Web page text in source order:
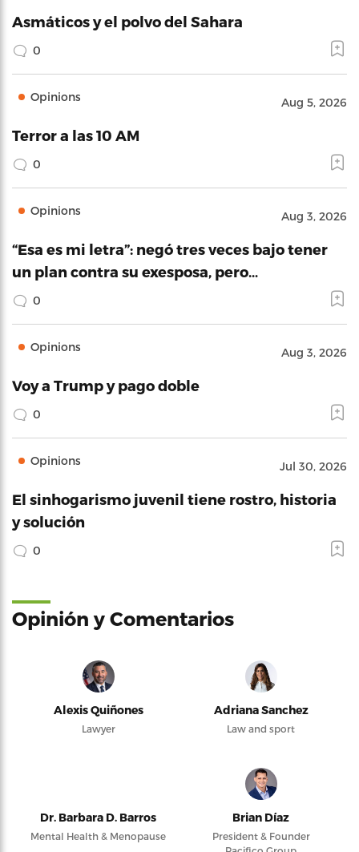
Asmáticos y el polvo del Sahara
0
Opinions Aug 5, 2026
Terror a las 10 AM
0
Opinions Aug 3, 2026
“Esa es mi letra”: negó tres veces bajo tener
un plan contra su exesposa, pero…
0
Opinions Aug 3, 2026
Voy a Trump y pago doble
0
Opinions Jul 30, 2026
El sinhogarismo juvenil tiene rostro, historia
y solución
0
Opinión y Comentarios
Alexis Quiñones
Lawyer
Adriana Sanchez
Law and sport
Dr. Barbara D. Barros
Mental Health & Menopause
Brian Díaz
President & Founder